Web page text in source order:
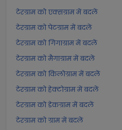
टेरग्राम को एक्सग्राम में बदलें
टेरग्राम को पेटग्राम में बदलें
टेरग्राम को गिगाग्राम में बदलें
टेरग्राम को मैगाग्राम में बदलें
टेरग्राम को किलोग्राम में बदलें
टेरग्राम को हेक्टोग्राम में बदलें
टेरग्राम को डेकग्राम में बदलें
टेरग्राम को ग्राम में बदलें